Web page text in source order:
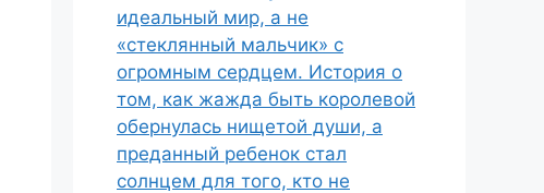
идеальный мир, а не
«стеклянный мальчик» с
огромным сердцем. История о
том, как жажда быть королевой
обернулась нищетой души, а
преданный ребенок стал
солнцем для того, кто не